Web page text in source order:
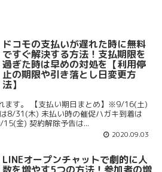
ドコモの支払いが遅れた時に無料
ですぐ解決する方法！支払期限を
過ぎた時は早めの対処を【利用停
止の期限や引き落とし日変更方
法】
ます。 【支払い期日まとめ】※9/16(土)
8/31(木) 未払い時の催促ハガキ到着は
金) 契約解除予告は...
2020.09.03
LINEオープンチャットで劇的に人